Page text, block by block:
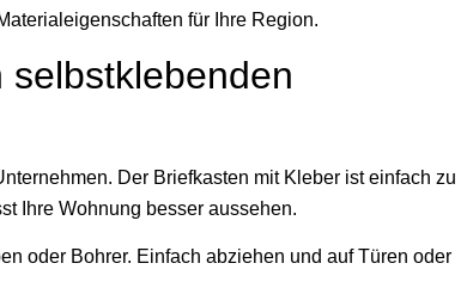
für Ihre Region.
selbstklebenden
Der Briefkasten mit Kleber ist einfach zu
Ihre Wohnung besser aussehen.
oder Bohrer. Einfach abziehen und auf Türen oder